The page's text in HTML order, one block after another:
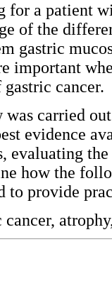
for a patient
of the
gastric
important
cancer.
carried
evidence
evaluating
how the
to provide